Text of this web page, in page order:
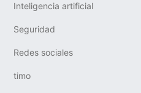
Inteligencia artificial
Seguridad
Redes sociales
timo